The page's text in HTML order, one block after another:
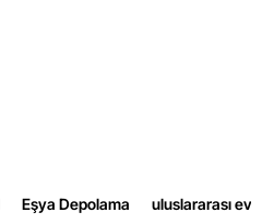
Eşya Depolama uluslararası